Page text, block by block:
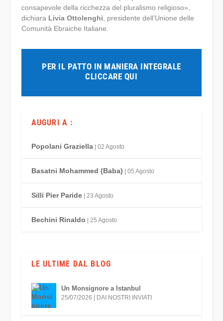
consapevole della ricchezza del pluralismo religioso»,
dichiara Livia Ottolenghi, presidente dell’Unione delle
Comunità Ebraiche Italiane.
PER IL PATTO IN MANIERA INTEGRALE
CLICCARE QUI
AUGURI A :
Popolani Graziella| 02 Agosto
Basatni Mohammed (Baba) | 05 Agosto
Silli Pier Paride| 23 Agosto
Bechini Rinaldo | 25 Agosto
LE ULTIME DAL BLOG
Un Monsignore a Istanbul
25/07/2026 DAI NOSTRI INVIATI